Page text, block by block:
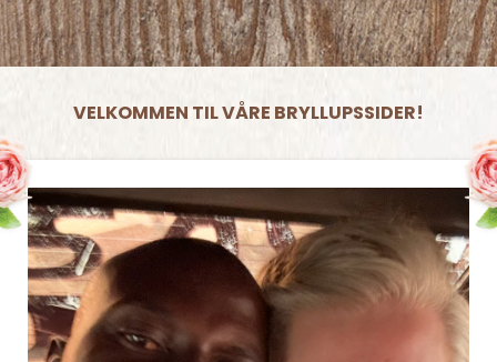
VELKOMMEN TIL VÅRE BRYLLUPSSIDER!